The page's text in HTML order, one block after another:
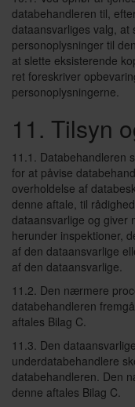
databehandleren til,
dataansvarliges valg, at
personoplysninger til
at slette eksisterende
ret foreskriver
personoplysningerne.
11. Tilsyn
11.1. Databehandleren
for at påvise
overholdelse af
denne aftale, til
dataansvarlige og giver
herunder inspektioner,
af den dataansvarlige
af den dataansvarlige.
11.2. Den nærmere
databehandleren
aftales Bilag C.
11.3. Den
underdatabehandlere
databehandleren. Den
denne aftales Bilag C.